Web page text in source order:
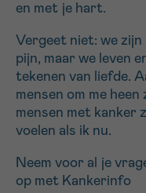
en met je hart.
Vergeet niet: we zijn
pijn, maar we leven
tekenen van liefde.
mensen om me
mensen met kanker
voelen als ik nu.
Neem voor al je
op met Kankerinfo